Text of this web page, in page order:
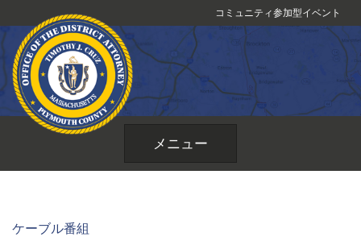
ン
テ
ツ
コミュニティ参加型イベント
メニュー
ケーブル番組